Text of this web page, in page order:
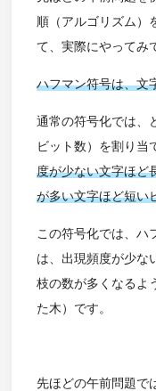
順（アルゴリズム）
て、実際にやってみ
ハフマン符号は、文
通常の符号化では、
ビット数）を割り当
度が少ない文字ほど
が多い文字ほど短い
この符号化では、ハ
は、出現頻度が少な
枝の数が多くなるよ
た木）です。
先ほどの午前問題で